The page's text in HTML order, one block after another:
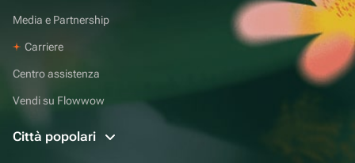
Media e Partnership
Carriere
Centro assistenza
Vendi su Flowwow
Città popolari